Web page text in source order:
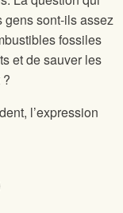
gens sont-ils assez
fossiles
et de sauver les
l’expression